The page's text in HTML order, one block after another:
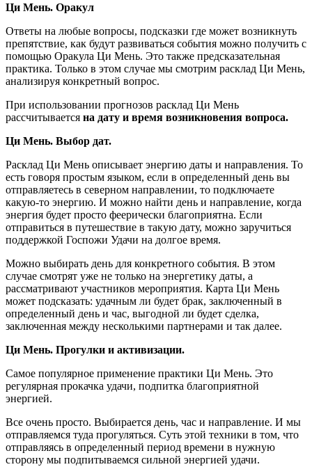
Ци Мень. Оракул
Ответы на любые вопросы, подсказки где может возникнуть
препятствие, как будут развиваться события можно получить с
помощью Оракула Ци Мень. Это также предсказательная
практика. Только в этом случае мы смотрим расклад Ци Мень,
анализируя конкретный вопрос.
При использовании прогнозов расклад Ци Мень
рассчитывается на дату и время возникновения вопроса.
Ци Мень. Выбор дат.
Расклад Ци Мень описывает энергию даты и направления. То
есть говоря простым языком, если в определенный день вы
отправляетесь в северном направлении, то подключаете
какую-то энергию. И можно найти день и направление, когда
энергия будет просто феерически благоприятна. Если
отправиться в путешествие в такую дату, можно заручиться
поддержкой Госпожи Удачи на долгое время.
Можно выбирать день для конкретного события. В этом
случае смотрят уже не только на энергетику даты, а
рассматривают участников мероприятия. Карта Ци Мень
может подсказать: удачным ли будет брак, заключенный в
определенный день и час, выгодной ли будет сделка,
заключенная между несколькими партнерами и так далее.
Ци Мень. Прогулки и активизации.
Самое популярное применение практики Ци Мень. Это
регулярная прокачка удачи, подпитка благоприятной
энергией.
Все очень просто. Выбирается день, час и направление. И мы
отправляемся туда прогуляться. Суть этой техники в том, что
отправляясь в определенный период времени в нужную
сторону мы подпитываемся сильной энергией удачи.